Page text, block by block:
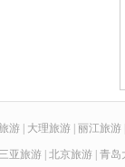
游 大理旅游 丽江旅游
亚旅游 北京旅游 青岛